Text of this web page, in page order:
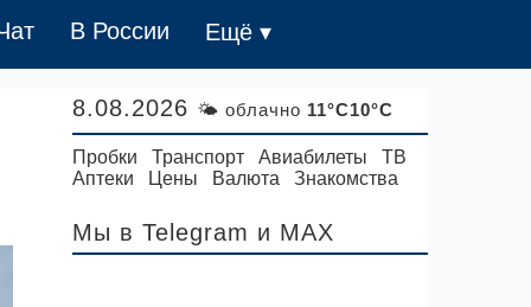
В России Ещё ▾
8.08.2026 🌤 облачно 11°C10°C
Пробки Транспорт Авиабилеты
ТВ
Аптеки
Цены Валюта Знакомства
Мы в Telegram и MAX